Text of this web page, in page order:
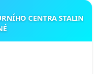
CENTRA STALIN